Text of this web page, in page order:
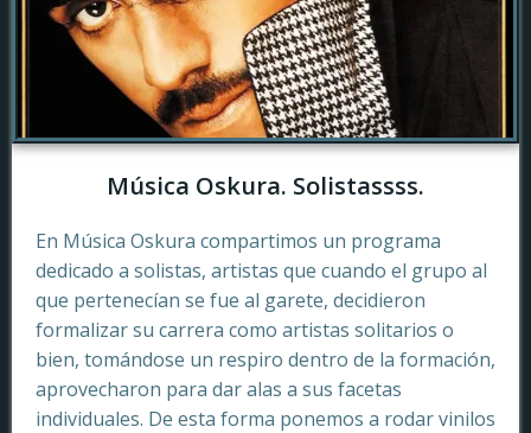
Música Oskura. Solistassss.
En Música Oskura compartimos un programa
dedicado a solistas, artistas que cuando el grupo al
que pertenecían se fue al garete, decidieron
formalizar su carrera como artistas solitarios o
bien, tomándose un respiro dentro de la formación,
aprovecharon para dar alas a sus facetas
individuales. De esta forma ponemos a rodar vinilos